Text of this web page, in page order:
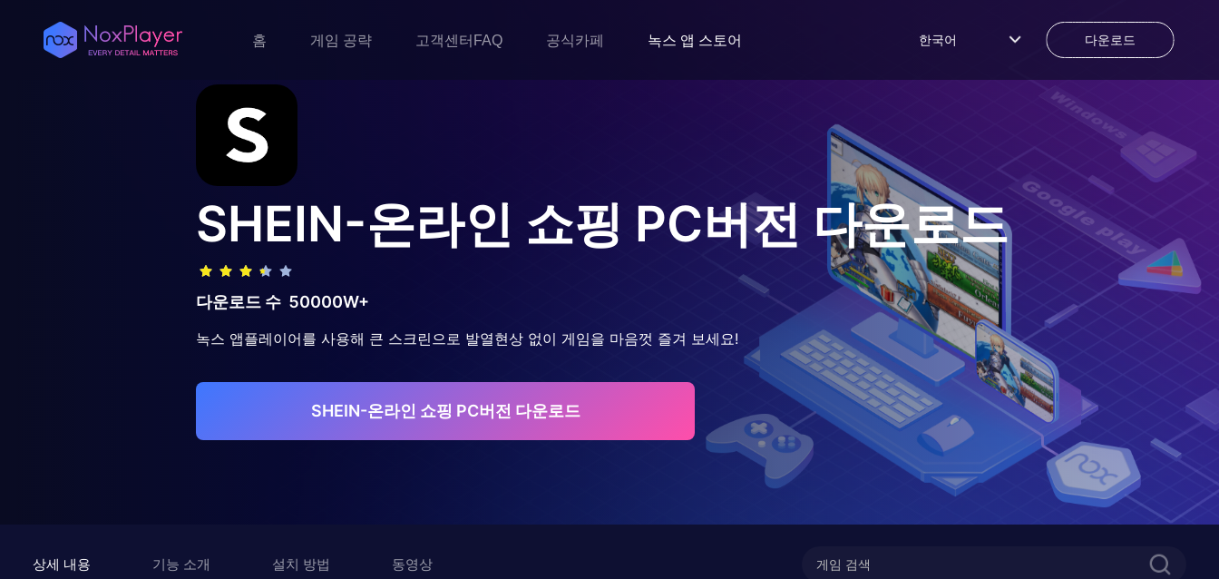
홈 게임 공략 고객센터FAQ 공식카페 녹스 앱 스토어 한국어 다운로드
SHEIN-온라인 쇼핑 PC버전 다운로드
다운로드 수 50000W+
녹스 앱플레이어를 사용해 큰 스크린으로 발열현상 없이 게임을 마음껏 즐겨 보세요!
SHEIN-온라인 쇼핑 PC버전 다운로드
상세 내용 기능 소개 설치 방법 동영상